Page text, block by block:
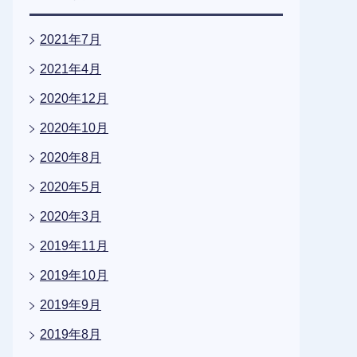
2021年7月
2021年4月
2020年12月
2020年10月
2020年8月
2020年5月
2020年3月
2019年11月
2019年10月
2019年9月
2019年8月